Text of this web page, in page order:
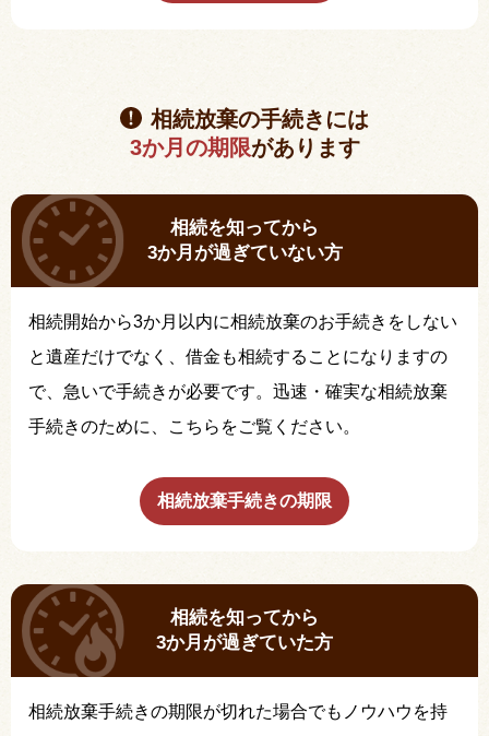
相続放棄の手続きには
3か月の期限があります
相続を知ってから
3か月が過ぎていない方
相続開始から3か月以内に相続放棄のお手続きをしない
と遺産だけでなく、借金も相続することになりますの
で、急いで手続きが必要です。迅速・確実な相続放棄
手続きのために、こちらをご覧ください。
相続放棄手続きの期限
相続を知ってから
3か月が過ぎていた方
相続放棄手続きの期限が切れた場合でもノウハウを持